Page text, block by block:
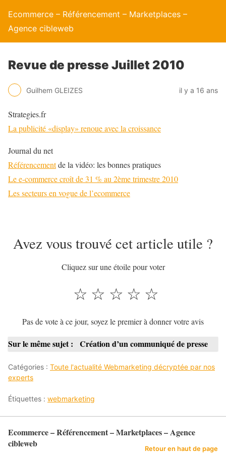
Ecommerce – Référencement – Marketplaces –
Agence cibleweb
Revue de presse Juillet 2010
Guilhem GLEIZES il y a 16 ans
Strategies.fr
La publicité «display» renoue avec la croissance
Journal du net
Référencementde la vidéo: les bonnes pratiques
Le e-commerce croît de 31 % au 2ème trimestre 2010
Les secteurs en vogue de l’ecommerce
Avez vous trouvé cet article utile ?
Cliquez sur une étoile pour voter
☆
☆
☆
☆
☆
Pas de vote à ce jour, soyez le premier à donner votre avis
Sur le même sujet : Création d’un communiqué de presse
Catégories : Toute l'actualité Webmarketing décryptée par nos
experts
Étiquettes : webmarketing
Ecommerce – Référencement – Marketplaces – Agence
cibleweb
Retour en haut de page